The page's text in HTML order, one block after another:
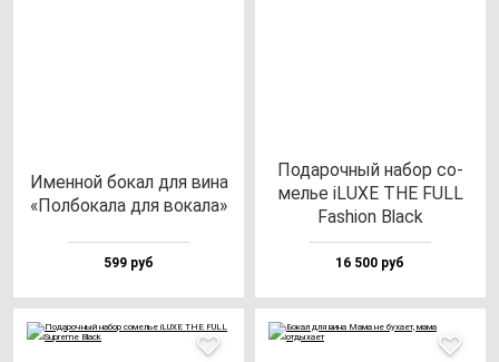
Имен­ной бо­кал для ви­на
«Пол­бо­ка­ла для во­ка­ла»
599 руб
Пода­роч­ный на­бор со­
мелье iLUXE THE FULL
Fas­hi­on Black
16 500 руб